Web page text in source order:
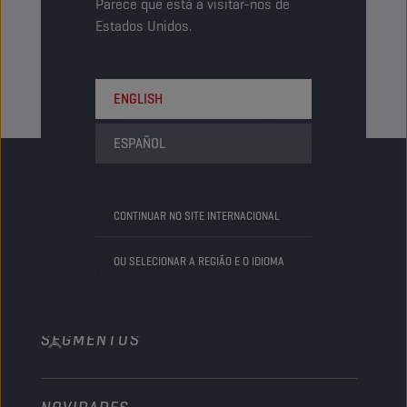
Parece que está a visitar-nos de
Estados Unidos.
ENGLISH
ESPAÑOL
CONTINUAR NO SITE INTERNACIONAL
OU SELECIONAR A REGIÃO E O IDIOMA
perfuração, fundição e fresagem.
Resultados
topo
Automóveis de passageiros
Veículos pesados fora de estrada
PORQUÊ A CHAMPION LUBRICANTS
Sobre nós
Technologia
SEGMENTOS